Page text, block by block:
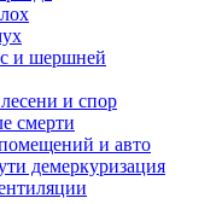
и шершней
и спор
смерти
и авто
демеркуризация